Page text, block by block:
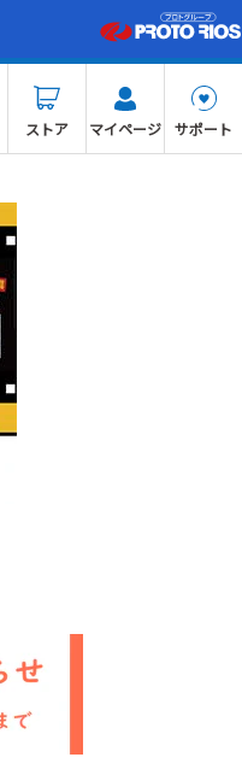
ストア マイページ サポート